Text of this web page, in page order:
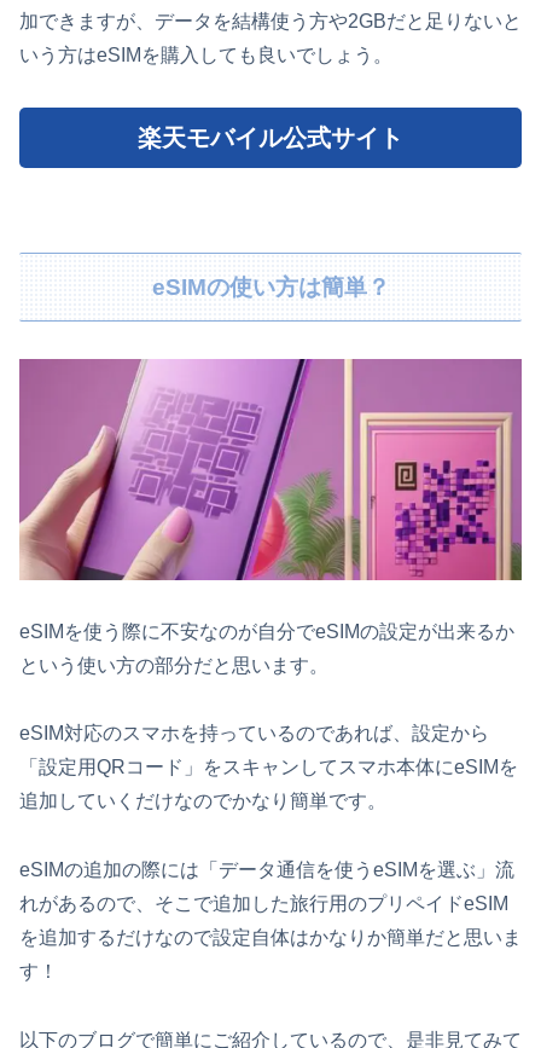
加できますが、データを結構使う方や2GBだと足りないと
いう方はeSIMを購入しても良いでしょう。
楽天モバイル公式サイト
eSIMの使い方は簡単？
eSIMを使う際に不安なのが自分でeSIMの設定が出来るか
という使い方の部分だと思います。
eSIM対応のスマホを持っているのであれば、設定から
「設定用QRコード」をスキャンしてスマホ本体にeSIMを
追加していくだけなのでかなり簡単です。
eSIMの追加の際には「データ通信を使うeSIMを選ぶ」流
れがあるので、そこで追加した旅行用のプリペイドeSIM
を追加するだけなので設定自体はかなりか簡単だと思いま
す！
以下のブログで簡単にご紹介しているので、是非見てみて